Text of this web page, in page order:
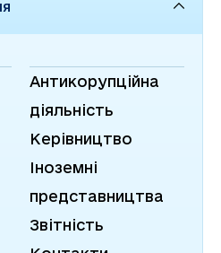
Антикорупційна
діяльність
Керівництво
Іноземні
представництва
Звітність